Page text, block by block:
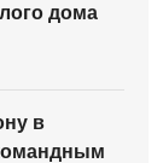
дома
в